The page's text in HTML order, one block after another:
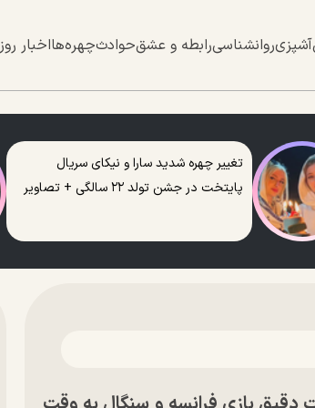
آشپزیروانشناسیرابطه و عشقحوادثچهره‌هااخبار روز
تغییر چهره شدید سارا و نیکای سریال
پایتخت در جشن تولد ۲۲ سالگی + تصاویر